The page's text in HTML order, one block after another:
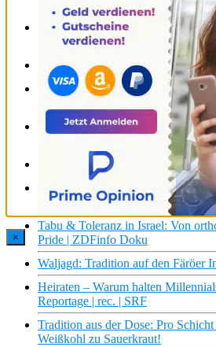
Brick Toast Burger 🍔 Trend oder
Hinkelmann testet! | Abenteuer
Chipstüten 2.0 – der verrückte
Nationalismus oder Tradition?
Osteuropa | Tracks East | ARTE
Wieviel Tradition brauchen wir? |
300 Jahre Fischer-Tradition | Die
Tradition VS Innovation: Alberto
über die italienische Küche
Tabu & Toleranz in Israel: Von
Pride | ZDFinfo Doku
Waljagd: Tradition auf den Färöer
Heiraten – Warum halten
Reportage | rec. | SRF
Tradition aus der Dose: Pro
Weißkohl zu Sauerkraut!
×